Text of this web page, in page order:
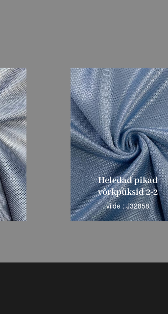
Pikk võrk 3-1
viide : J26210